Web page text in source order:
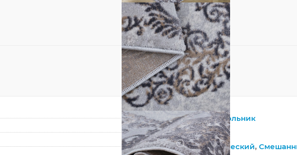
Прямоугольник
Серый
? Синтетический,